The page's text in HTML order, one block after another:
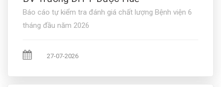
Báo cáo tự kiểm tra đánh giá chất lượng Bệnh viện 6
tháng đầu năm 2026
27-07-2026